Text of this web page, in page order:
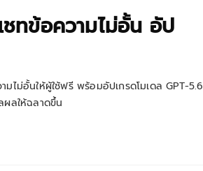
ชทข้อความไม่อั้น อัป
ม่อั้นให้ผู้ใช้ฟรี พร้อมอัปเกรดโมเดล GPT-5.6
ผลให้ฉลาดขึ้น
MOVIE-SERIES